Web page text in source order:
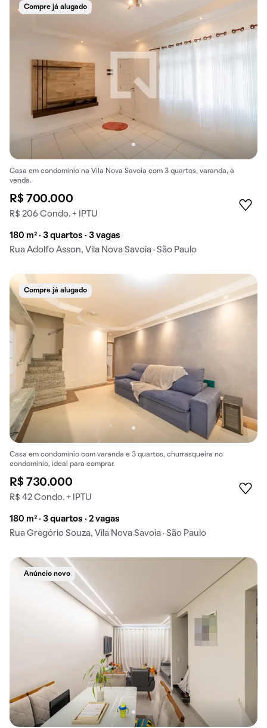
Compre já alugado
Casa em condomínio na Vila Nova Savoia com 3 quartos, varanda, à
venda.
R$ 700.000
R$ 206 Condo. + IPTU
180 m² · 3 quartos · 3 vagas
Rua Adolfo Asson, Vila Nova Savoia · São Paulo
Compre já alugado
Casa em condomínio com varanda e 3 quartos, churrasqueira no
condomínio, ideal para comprar.
R$ 730.000
R$ 42 Condo. + IPTU
180 m² · 3 quartos · 2 vagas
Rua Gregório Souza, Vila Nova Savoia · São Paulo
Anúncio novo